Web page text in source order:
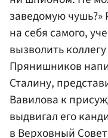
заведомую чушь?»
на себя самого,
вызволить
Прянишников
Сталину,
Вавилова к
выдвигал его
в Верховный